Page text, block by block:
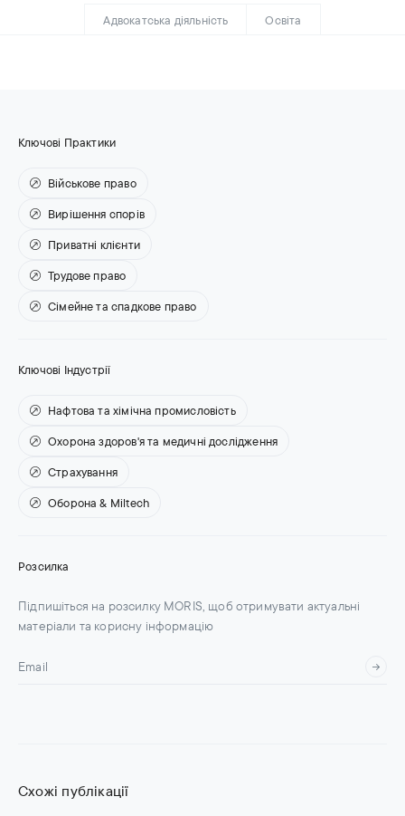
Адвокатська діяльність Освіта
Ключові Практики
Військове право
Вирішення спорів
Приватні клієнти
Трудове право
Сімейне та спадкове право
Ключові Індустрії
Нафтова та хімічна промисловість
Охорона здоров'я та медичні дослідження
Страхування
Оборона & Miltech
Розсилка
Підпишіться на розсилку MORIS, щоб отримувати актуальні
матеріали та корисну інформацію
Схожі публікації